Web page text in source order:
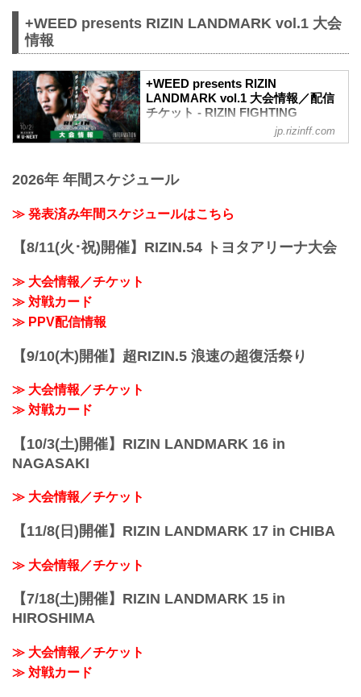
抽選販売の受付は、9月23日（祝・木）
12:00よりスタート！この機会にRIZINオ
※...
3R（61.0kg）
（LOSE）
3R 判定 （3-0）
≫ 試合結果詳細
第9試合／バンタム級トーナメント 2回戦
井上直樹 vs. 金太郎
RIZIN MMAトーナメントルール：5分
3R（61.0kg）
3R 判定 （3-0）
第8試合／バンタ...
+WEED presents RIZIN LANDMARK vol.1 大会
情報
+WEED presents RIZIN
LANDMARK vol.1 大会情報／配信
チケット - RIZIN FIGHTING
FEDERATION オフィシャルサイト
+WEED presents RIZIN LANDMARK
youtu.be
大会概要
名称
+WEED presents RIZIN LANDMARK
RIZIN FFオフィシャルサイトにてご案内
します。
≫ +...
jp.rizinff.com
2026年 年間スケジュール
≫ 発表済み年間スケジュールはこちら
【8/11(火･祝)開催】RIZIN.54 トヨタアリーナ大会
≫ 大会情報／チケット
≫ 対戦カード
≫ PPV配信情報
【9/10(木)開催】超RIZIN.5 浪速の超復活祭り
≫ 大会情報／チケット
≫ 対戦カード
【10/3(土)開催】RIZIN LANDMARK 16 in
NAGASAKI
≫ 大会情報／チケット
【11/8(日)開催】RIZIN LANDMARK 17 in CHIBA
≫ 大会情報／チケット
【7/18(土)開催】RIZIN LANDMARK 15 in
HIROSHIMA
≫ 大会情報／チケット
≫ 対戦カード